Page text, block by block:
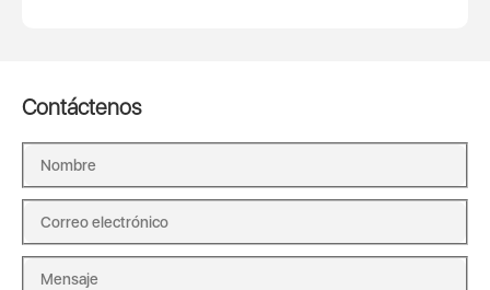
Contáctenos